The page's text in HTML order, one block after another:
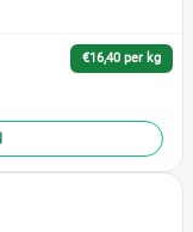
€16,40 per kg